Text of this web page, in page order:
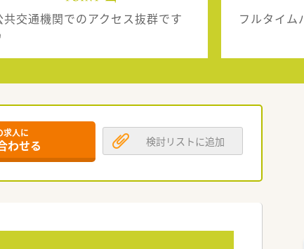
共交通機関でのアクセス抜群です
フルタイム
求人に
わせる 検討リストに追加